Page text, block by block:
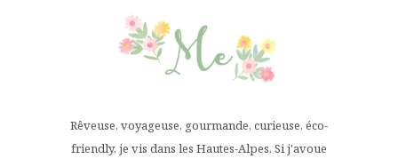
Rêveuse, voyageuse, gourmande, curieuse, éco-
friendly, je vis dans les Hautes-Alpes. Si j'avoue